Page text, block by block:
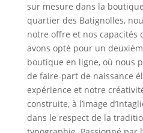
sur mesure dans la
quartier des Batignolles,
notre offre et nos capacités
avons opté pour un
boutique en ligne, où nous
de faire-part de naissance
expérience et notre
construite, à l’image
dans le respect de la